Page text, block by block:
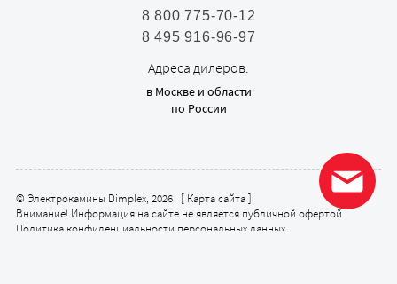
8 800 775-70-12
8 495 916-96-97
Адреса дилеров:
в Москве и области
по России
© Электрокамины Dimplex, 2026 [ Карта сайта]
Внимание! Информация на сайте не является публичной офертой
Политика конфиденциальности персональных данных